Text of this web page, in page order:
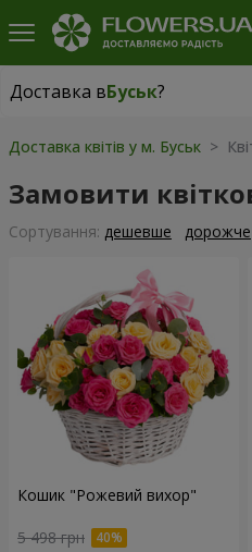
Доставка вБуськ?
Доставка вБуськ
Доставка квітів у м. Буськ >
Замовити
Сортування: дешевше дорожче
Кошик "Рожевий вихор"
5 498 грн